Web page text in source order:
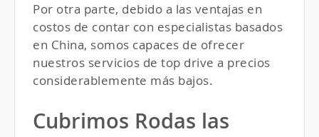
Por otra parte, debido a las ventajas en
costos de contar con especialistas basados
en China, somos capaces de ofrecer
nuestros servicios de top drive a precios
considerablemente más bajos.
Cubrimos Rodas las